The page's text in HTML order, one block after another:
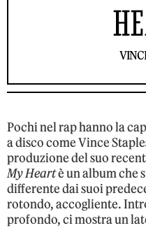
Pochi nel rap hanno la
a disco come Vince
produzione del suo
My Heartè un album che
differente dai suoi
rotondo, accogliente.
profondo, ci mostra un